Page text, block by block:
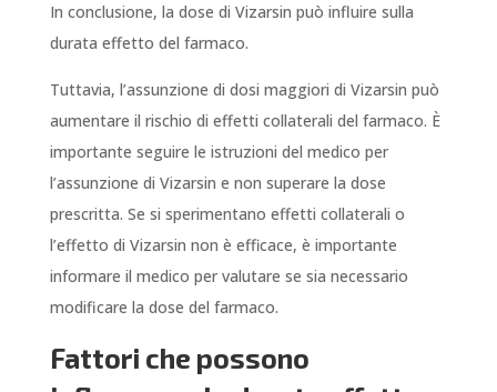
In conclusione, la dose di Vizarsin può influire sulla
durata effetto del farmaco.
Tuttavia, l’assunzione di dosi maggiori di Vizarsin può
aumentare il rischio di effetti collaterali del farmaco. È
importante seguire le istruzioni del medico per
l’assunzione di Vizarsin e non superare la dose
prescritta. Se si sperimentano effetti collaterali o
l’effetto di Vizarsin non è efficace, è importante
informare il medico per valutare se sia necessario
modificare la dose del farmaco.
Fattori che possono